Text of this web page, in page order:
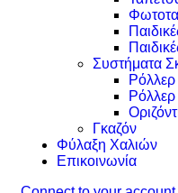
Συστήματα
Ρόλλερ
Γκαζόν
Φύλαξη Χαλιών
Επικοινωνία